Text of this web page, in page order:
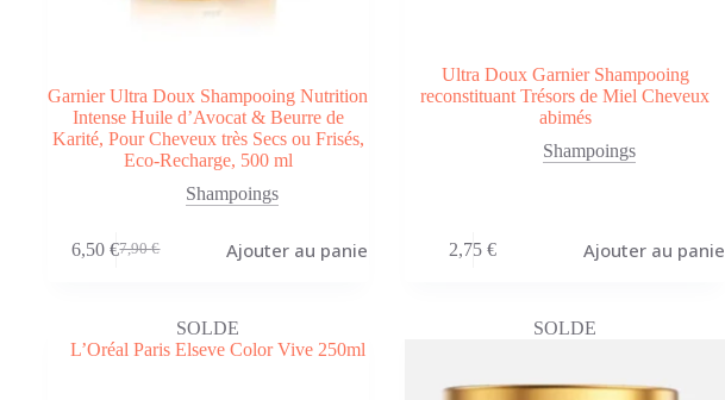
Garnier Ultra Doux Shampooing Nutrition
Intense Huile d’Avocat & Beurre de
Karité, Pour Cheveux très Secs ou Frisés,
Eco-Recharge, 500 ml
Shampoings
7,90€
Le
7,90 €.
6,50€Le
6,50 €.
Ajouter au panier
Ultra Doux Garnier Shampooing
reconstituant Trésors de Miel Cheveux
abimés
Shampoings
2,75€ Ajouter au panier
SOLDE SOLDE